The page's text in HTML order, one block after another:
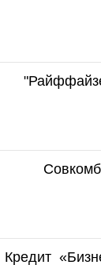
Кредит